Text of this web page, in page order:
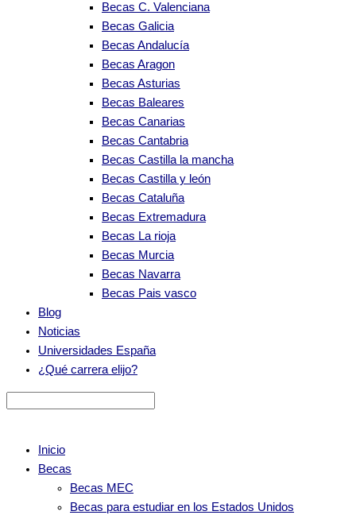
Becas C. Valenciana
Becas Galicia
Becas Andalucía
Becas Aragon
Becas Asturias
Becas Baleares
Becas Canarias
Becas Cantabria
Becas Castilla la mancha
Becas Castilla y león
Becas Cataluña
Becas Extremadura
Becas La rioja
Becas Murcia
Becas Navarra
Becas Pais vasco
Blog
Noticias
Universidades España
¿Qué carrera elijo?
Inicio
Becas
Becas MEC
Becas para estudiar en los Estados Unidos